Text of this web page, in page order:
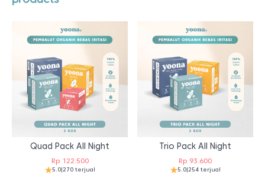
Quad Pack All Night
Rp122.500
Trio Pack All Night
Rp93.600